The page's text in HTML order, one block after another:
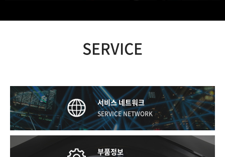
SERVICE
서비스 네트워크
SERVICE NETWORK
부품정보